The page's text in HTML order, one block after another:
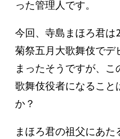
った管理人です。
今回、寺島まほろ君
菊祭五月大歌舞伎でデ
まったそうですが、
歌舞伎役者になること
か？
まほろ君の祖父にあ